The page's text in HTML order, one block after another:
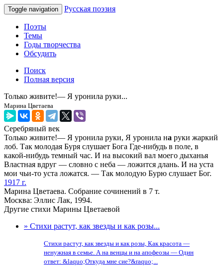
Toggle navigation Русская поэзия
Поэты
Темы
Годы творчества
Обсудить
Поиск
Полная версия
Только живите!— Я уронила руки...
Марина Цветаева
Серебряный век
Только живите!— Я уронила руки, Я уронила на руки жаркий
лоб. Так молодая Буря слушает Бога Где-нибудь в поле, в
какой-нибудь темный час. И на высокий вал моего дыханья
Властная вдруг — словно с неба — ложится длань. И на уста
мои чьи-то уста ложатся. — Так молодую Бурю слушает Бог.
1917 г.
Марина Цветаева. Собрание сочинений в 7 т.
Москва: Эллис Лак, 1994.
Другие стихи Марины Цветаевой
» Стихи растут, как звезды и как розы...
Стихи растут, как звезды и как розы, Как красота —
ненужная в семье. А на венцы и на апофеозы — Один
ответ: &laquo;Откуда мне сие?&raquo;...